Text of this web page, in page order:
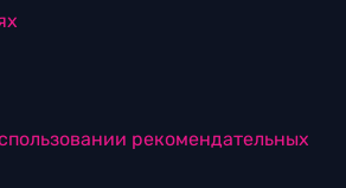
рекомендательных